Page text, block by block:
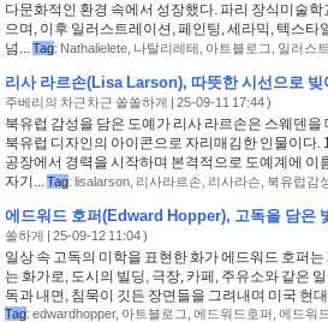
다문화적인 환경 속에서 성장했다. 파리 장식미술
으며, 이후 일러스트레이션, 페인팅, 세라믹, 텍스타
넘...Tag: Nathalielete, 나탈리레테 아트블로그 일러스
리사 라르손(Lisa Larson), 따뜻한 시선으로 빚
주베리의 차근차근 쏠쏠하게 | 25-09-11 17:44 )
북유럽 감성을 담은 도예가 리사 라르손은 스웨덴
북유럽 디자인의 아이콘으로 자리매김한 인물이다.
공장에서 경력을 시작하며 본격적으로 도예계에 이
자기...Tag: lisalarson, 리사라르손 리사라슨 북유럽감
에드워드 호퍼(Edward Hopper), 고독을 담은
쏠하게 | 25-09-12 11:04 )
일상 속 고독의 미학을 표현한 화가 에드워드 호퍼
는 화가로, 도시의 빌딩, 극장, 카페, 주유소와 같은
독과 내면, 침묵이 깃든 장면들을 그려내며 미국 현
Tag: edwardhopper, 아트블로그 에드워드호퍼 에드워